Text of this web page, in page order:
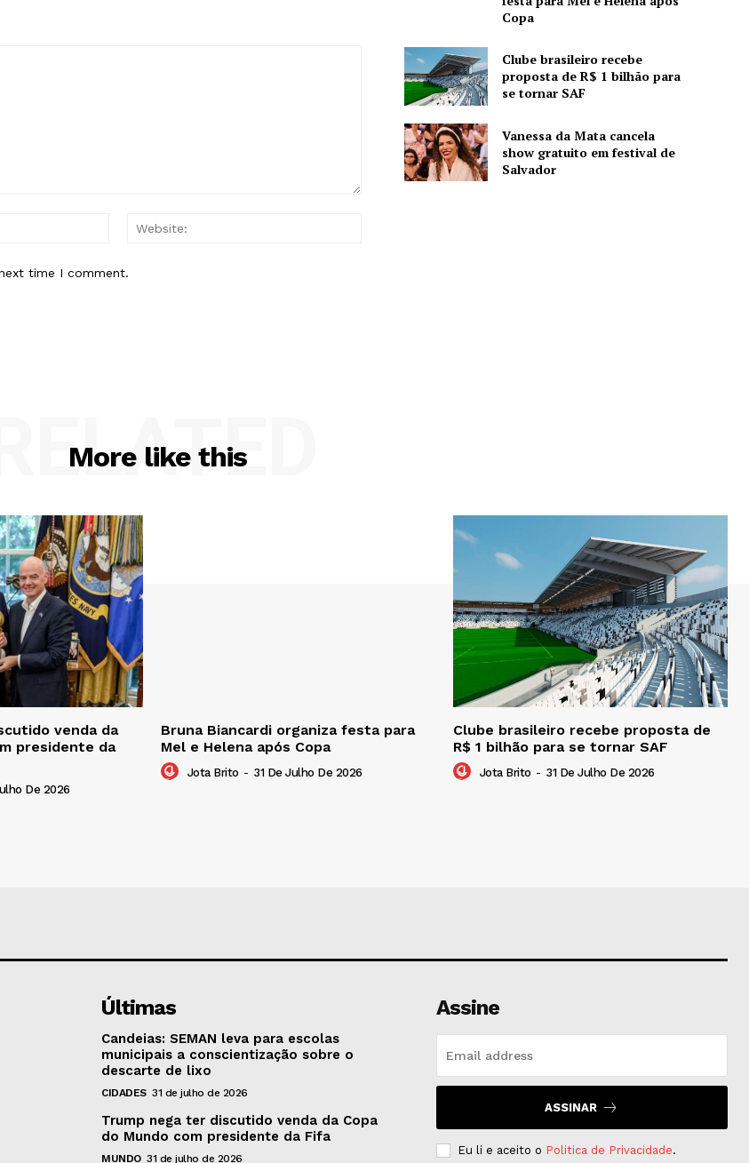
Email:*
time I comment.
Copa
Clube brasileiro recebe
proposta de R$ 1 bilhão para
se tornar SAF
Vanessa da Mata cancela
show gratuito em festival de
Salvador
More like this
RELATED
venda da
presidente da
De 2026
Bruna Biancardi organiza festa para
Mel e Helena após Copa
Jota Brito - 31 De Julho De 2026
Clube brasileiro recebe proposta de
R$ 1 bilhão para se tornar SAF
Jota Brito - 31 De Julho De 2026
Últimas
Candeias: SEMAN leva para escolas
municipais a conscientização sobre o
descarte de lixo
CIDADES 31 de julho de 2026
Trump nega ter discutido venda da Copa
do Mundo com presidente da Fifa
MUNDO 31 de julho de 2026
Assine
ASSINAR
Eu li e aceito o Politica de Privacidade.